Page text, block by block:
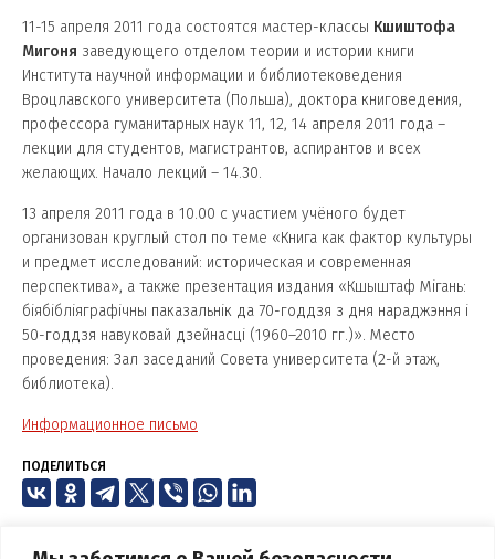
11-15 апреля 2011 года состоятся мастер-классы Кшиштофа
Мигоня заведующего отделом теории и истории книги
Института научной информации и библиотековедения
Вроцлавского университета (Польша), доктора книговедения,
профессора гуманитарных наук 11, 12, 14 апреля 2011 года –
лекции для студентов, магистрантов, аспирантов и всех
желающих. Начало лекций – 14.30.
13 апреля 2011 года в 10.00 с участием учёного будет
организован круглый стол по теме «Книга как фактор культуры
и предмет исследований: историческая и современная
перспектива», а также презентация издания «Кшыштаф Мігань:
біябібліяграфічны паказальнік да 70-годдзя з дня нараджэння і
50-годдзя навуковай дзейнасці (1960–2010 гг.)». Место
проведения: Зал заседаний Совета университета (2-й этаж,
библиотека).
Информационное письмо
ПОДЕЛИТЬСЯ